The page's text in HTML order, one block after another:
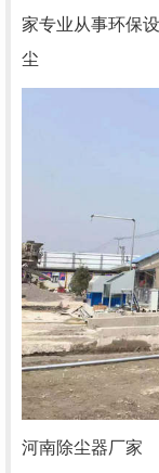
家专业从事环保
尘
河南除尘器厂家